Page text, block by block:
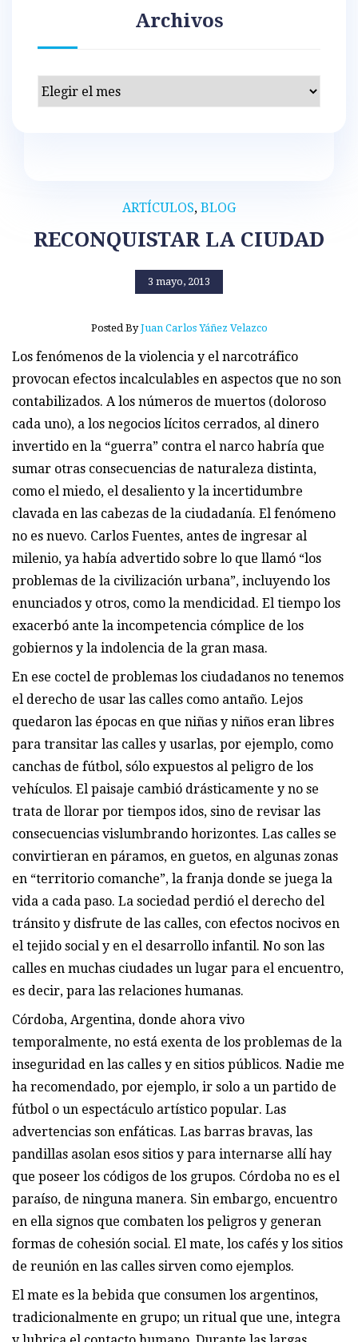
ARTÍCULOS, BLOG
RECONQUISTAR LA CIUDAD
3 mayo, 2013
Posted ByJuan Carlos Yáñez Velazco
Los fenómenos de la violencia y el narcotráfico
provocan efectos incalculables en aspectos que no son
contabilizados. A los números de muertos (doloroso
cada uno), a los negocios lícitos cerrados, al dinero
invertido en la “guerra” contra el narco habría que
sumar otras consecuencias de naturaleza distinta,
como el miedo, el desaliento y la incertidumbre
clavada en las cabezas de la ciudadanía. El fenómeno
no es nuevo. Carlos Fuentes, antes de ingresar al
milenio, ya había advertido sobre lo que llamó “los
problemas de la civilización urbana”, incluyendo los
enunciados y otros, como la mendicidad. El tiempo los
exacerbó ante la incompetencia cómplice de los
gobiernos y la indolencia de la gran masa.
En ese coctel de problemas los ciudadanos no tenemos
el derecho de usar las calles como antaño. Lejos
quedaron las épocas en que niñas y niños eran libres
para transitar las calles y usarlas, por ejemplo, como
canchas de fútbol, sólo expuestos al peligro de los
vehículos. El paisaje cambió drásticamente y no se
trata de llorar por tiempos idos, sino de revisar las
consecuencias vislumbrando horizontes. Las calles se
convirtieran en páramos, en guetos, en algunas zonas
en “territorio comanche”, la franja donde se juega la
vida a cada paso. La sociedad perdió el derecho del
tránsito y disfrute de las calles, con efectos nocivos en
el tejido social y en el desarrollo infantil. No son las
calles en muchas ciudades un lugar para el encuentro,
es decir, para las relaciones humanas.
Córdoba, Argentina, donde ahora vivo
temporalmente, no está exenta de los problemas de la
inseguridad en las calles y en sitios públicos. Nadie me
ha recomendado, por ejemplo, ir solo a un partido de
fútbol o un espectáculo artístico popular. Las
advertencias son enfáticas. Las barras bravas, las
pandillas asolan esos sitios y para internarse allí hay
que poseer los códigos de los grupos. Córdoba no es el
paraíso, de ninguna manera. Sin embargo, encuentro
en ella signos que combaten los peligros y generan
formas de cohesión social. El mate, los cafés y los sitios
de reunión en las calles sirven como ejemplos.
El mate es la bebida que consumen los argentinos,
tradicionalmente en grupo; un ritual que une, integra
Archivos
Archivos